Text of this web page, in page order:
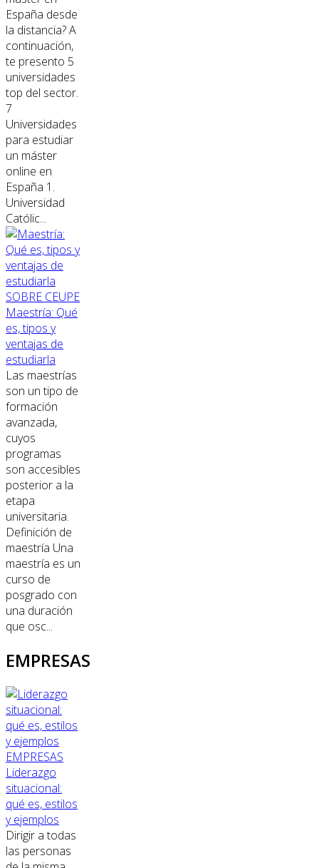
España desde
la distancia? A
continuación,
te presento 5
universidades
top del sector.
7
Universidades
para estudiar
un máster
online en
España 1.
Universidad
Católic...
SOBRE CEUPE
Maestría: Qué
es, tipos y
ventajas de
estudiarla
Las maestrías
son un tipo de
formación
avanzada,
cuyos
programas
son accesibles
posterior a la
etapa
universitaria.
Definición de
maestría Una
maestría es un
curso de
posgrado con
una duración
que osc...
EMPRESAS
EMPRESAS
Liderazgo
situacional:
qué es, estilos
y ejemplos
Dirigir a todas
las personas